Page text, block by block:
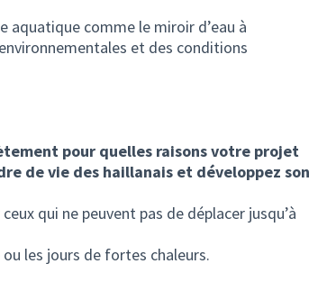
aquatique comme le miroir d’eau à
et des conditions
pour quelles raisons votre projet
de vie des haillanais et développez son
qui ne peuvent pas de déplacer jusqu’à
les jours de fortes chaleurs.